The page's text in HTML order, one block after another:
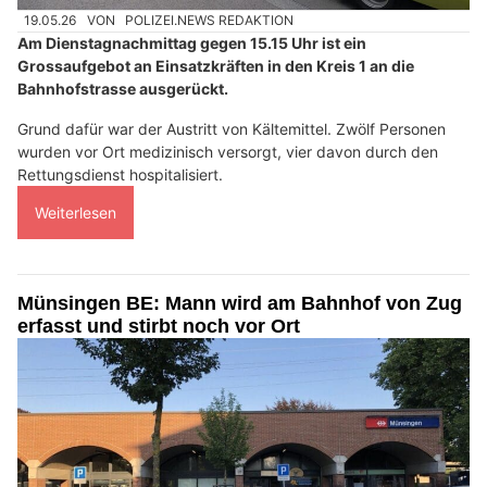
19.05.26 VON POLIZEI.NEWS REDAKTION
Am Dienstagnachmittag gegen 15.15 Uhr ist ein
Grossaufgebot an Einsatzkräften in den Kreis 1 an die
Bahnhofstrasse ausgerückt.
Grund dafür war der Austritt von Kältemittel. Zwölf Personen
wurden vor Ort medizinisch versorgt, vier davon durch den
Rettungsdienst hospitalisiert.
Weiterlesen
Münsingen BE: Mann wird am Bahnhof von Zug
erfasst und stirbt noch vor Ort